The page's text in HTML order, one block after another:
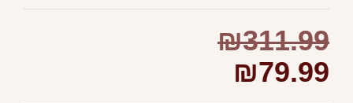
₪311.99
₪79.99